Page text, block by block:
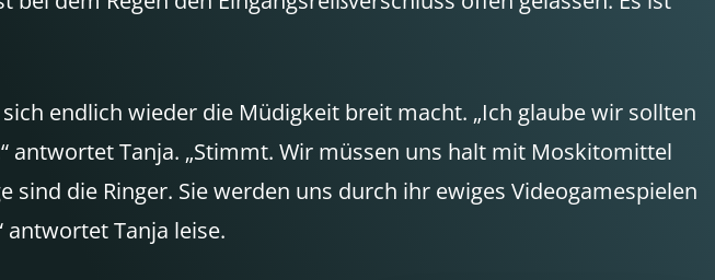
endlich wieder die Müdigkeit breit macht. „Ich glaube wir sollten
antwortet Tanja. „Stimmt. Wir müssen uns halt mit Moskitomittel
sind die Ringer. Sie werden uns durch ihr ewiges Videogamespielen
antwortet Tanja leise.